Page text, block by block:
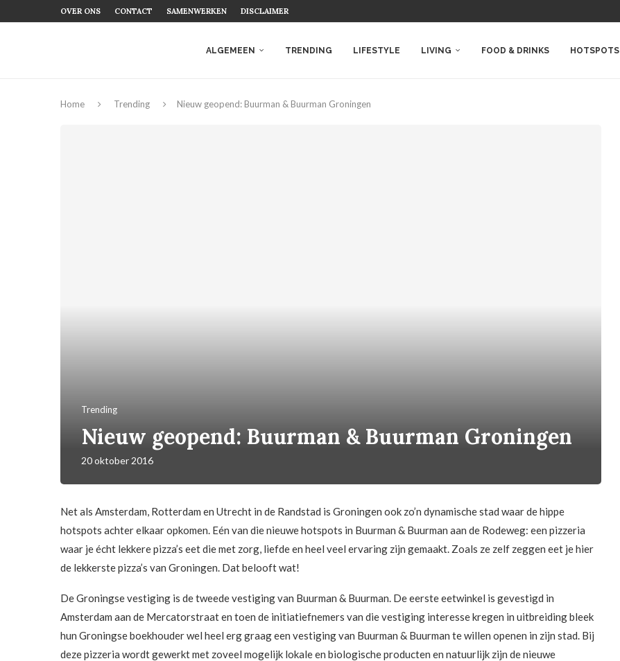
OVER ONS CONTACT SAMENWERKEN DISCLAIMER
ALGEMEEN TRENDING LIFESTYLE LIVING FOOD & DRINKS HOTSPOTS
Home Trending Nieuw geopend: Buurman & Buurman Groningen
Trending
Nieuw geopend: Buurman & Buurman Groningen
20 oktober 2016
Net als Amsterdam, Rotterdam en Utrecht in de Randstad is Groningen ook zo’n dynamische stad waar de hippe
hotspots achter elkaar opkomen. Eén van die nieuwe hotspots in Buurman & Buurman aan de Rodeweg: een pizzeria
waar je écht lekkere pizza’s eet die met zorg, liefde en heel veel ervaring zijn gemaakt. Zoals ze zelf zeggen eet je hier
de lekkerste pizza’s van Groningen. Dat belooft wat!
De Groningse vestiging is de tweede vestiging van Buurman & Buurman. De eerste eetwinkel is gevestigd in
Amsterdam aan de Mercatorstraat en toen de initiatiefnemers van die vestiging interesse kregen in uitbreiding bleek
hun Groningse boekhouder wel heel erg graag een vestiging van Buurman & Buurman te willen openen in zijn stad. Bij
deze pizzeria wordt gewerkt met zoveel mogelijk lokale en biologische producten en natuurlijk zijn de nieuwe